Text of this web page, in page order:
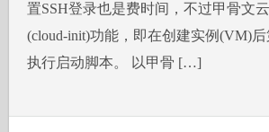
置SSH登录也是费时间，不过甲骨文
(cloud-init)功能，即在创建实例(VM)
执行启动脚本。 以甲骨 […]